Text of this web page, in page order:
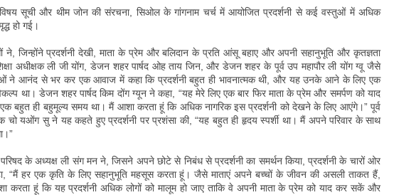
विषय सूची और थीम जोन की संरचना, सिओल के गांगनाम चर्च में आयोजित प्रदर्शनी से कई वस्तुओं में अधिक
हो गई।
ने, जिन्होंने प्रदर्शनी देखी, माता के प्रेम और बलिदान के प्रति आंसू बहाए और अपनी सहानुभूति और कृतज्ञता
अधीक्षक ली जी योंग, डेजन शहर पार्षद ओह ताय जिन, और डेजन शहर के पूर्व उप महापौर ली योंग ग्वू जैसे
ने आनंद से भर कर एक आवाज में कहा कि प्रदर्शनी बहुत ही भावनात्मक थी, और यह उनके आने के लिए एक
था। डेजन शहर पार्षद किम दोंग ग्यून ने कहा, “यह मेरे लिए एक बार फिर माता के प्रेम और समर्पण को याद
बहुत ही बहुमूल्य समय था। मैं आशा करता हूं कि अधिक नागरिक इस प्रदर्शनी को देखने के लिए आएंगे।” पूर्व
चो यओंग सु ने यह कहते हुए प्रदर्शनी पर प्रशंसा की, “यह बहुत ही हृदय स्पर्शी था। मैं अपने परिवार के साथ
के अध्यक्ष ली संग मन ने, जिसने अपने छोटे से निबंध से प्रदर्शनी का समर्थन किया, प्रदर्शनी के चारों ओर
“मैं हर एक कृति के लिए सहानुभूति महसूस करता हूं। जैसे माताएं अपने बच्चों के जीवन की असली ताकत हैं,
करता हूं कि यह प्रदर्शनी अधिक लोगों को मालूम हो जाए ताकि वे अपनी माता के प्रेम को याद कर सकें और